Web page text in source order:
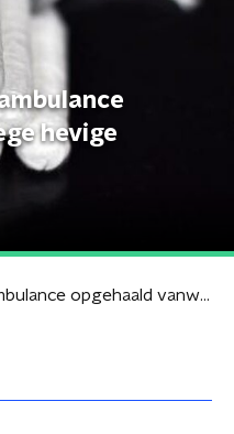
hevige
'Ik werd door de ambulance opgehaald vanwege hevige menstruatie'